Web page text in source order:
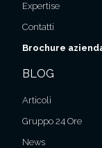
Expertise
Contatti
Brochure
BLOG
Articoli
Gruppo 24 Ore
News